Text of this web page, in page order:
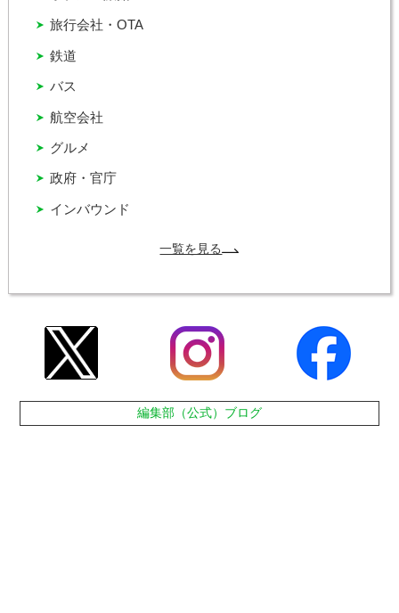
インバウンド
グルメ
バス
政府・官庁
旅行会社・OTA
航空会社
鉄道
一覧を見る
編集部（公式）ブログ